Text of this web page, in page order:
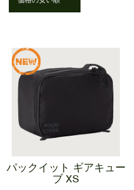
パックイット ギアキュー
ブ XS